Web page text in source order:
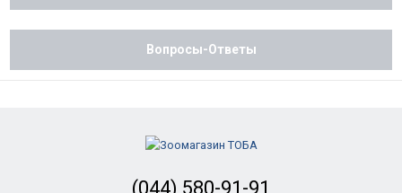
Вопросы-Ответы
(044) 580-91-91